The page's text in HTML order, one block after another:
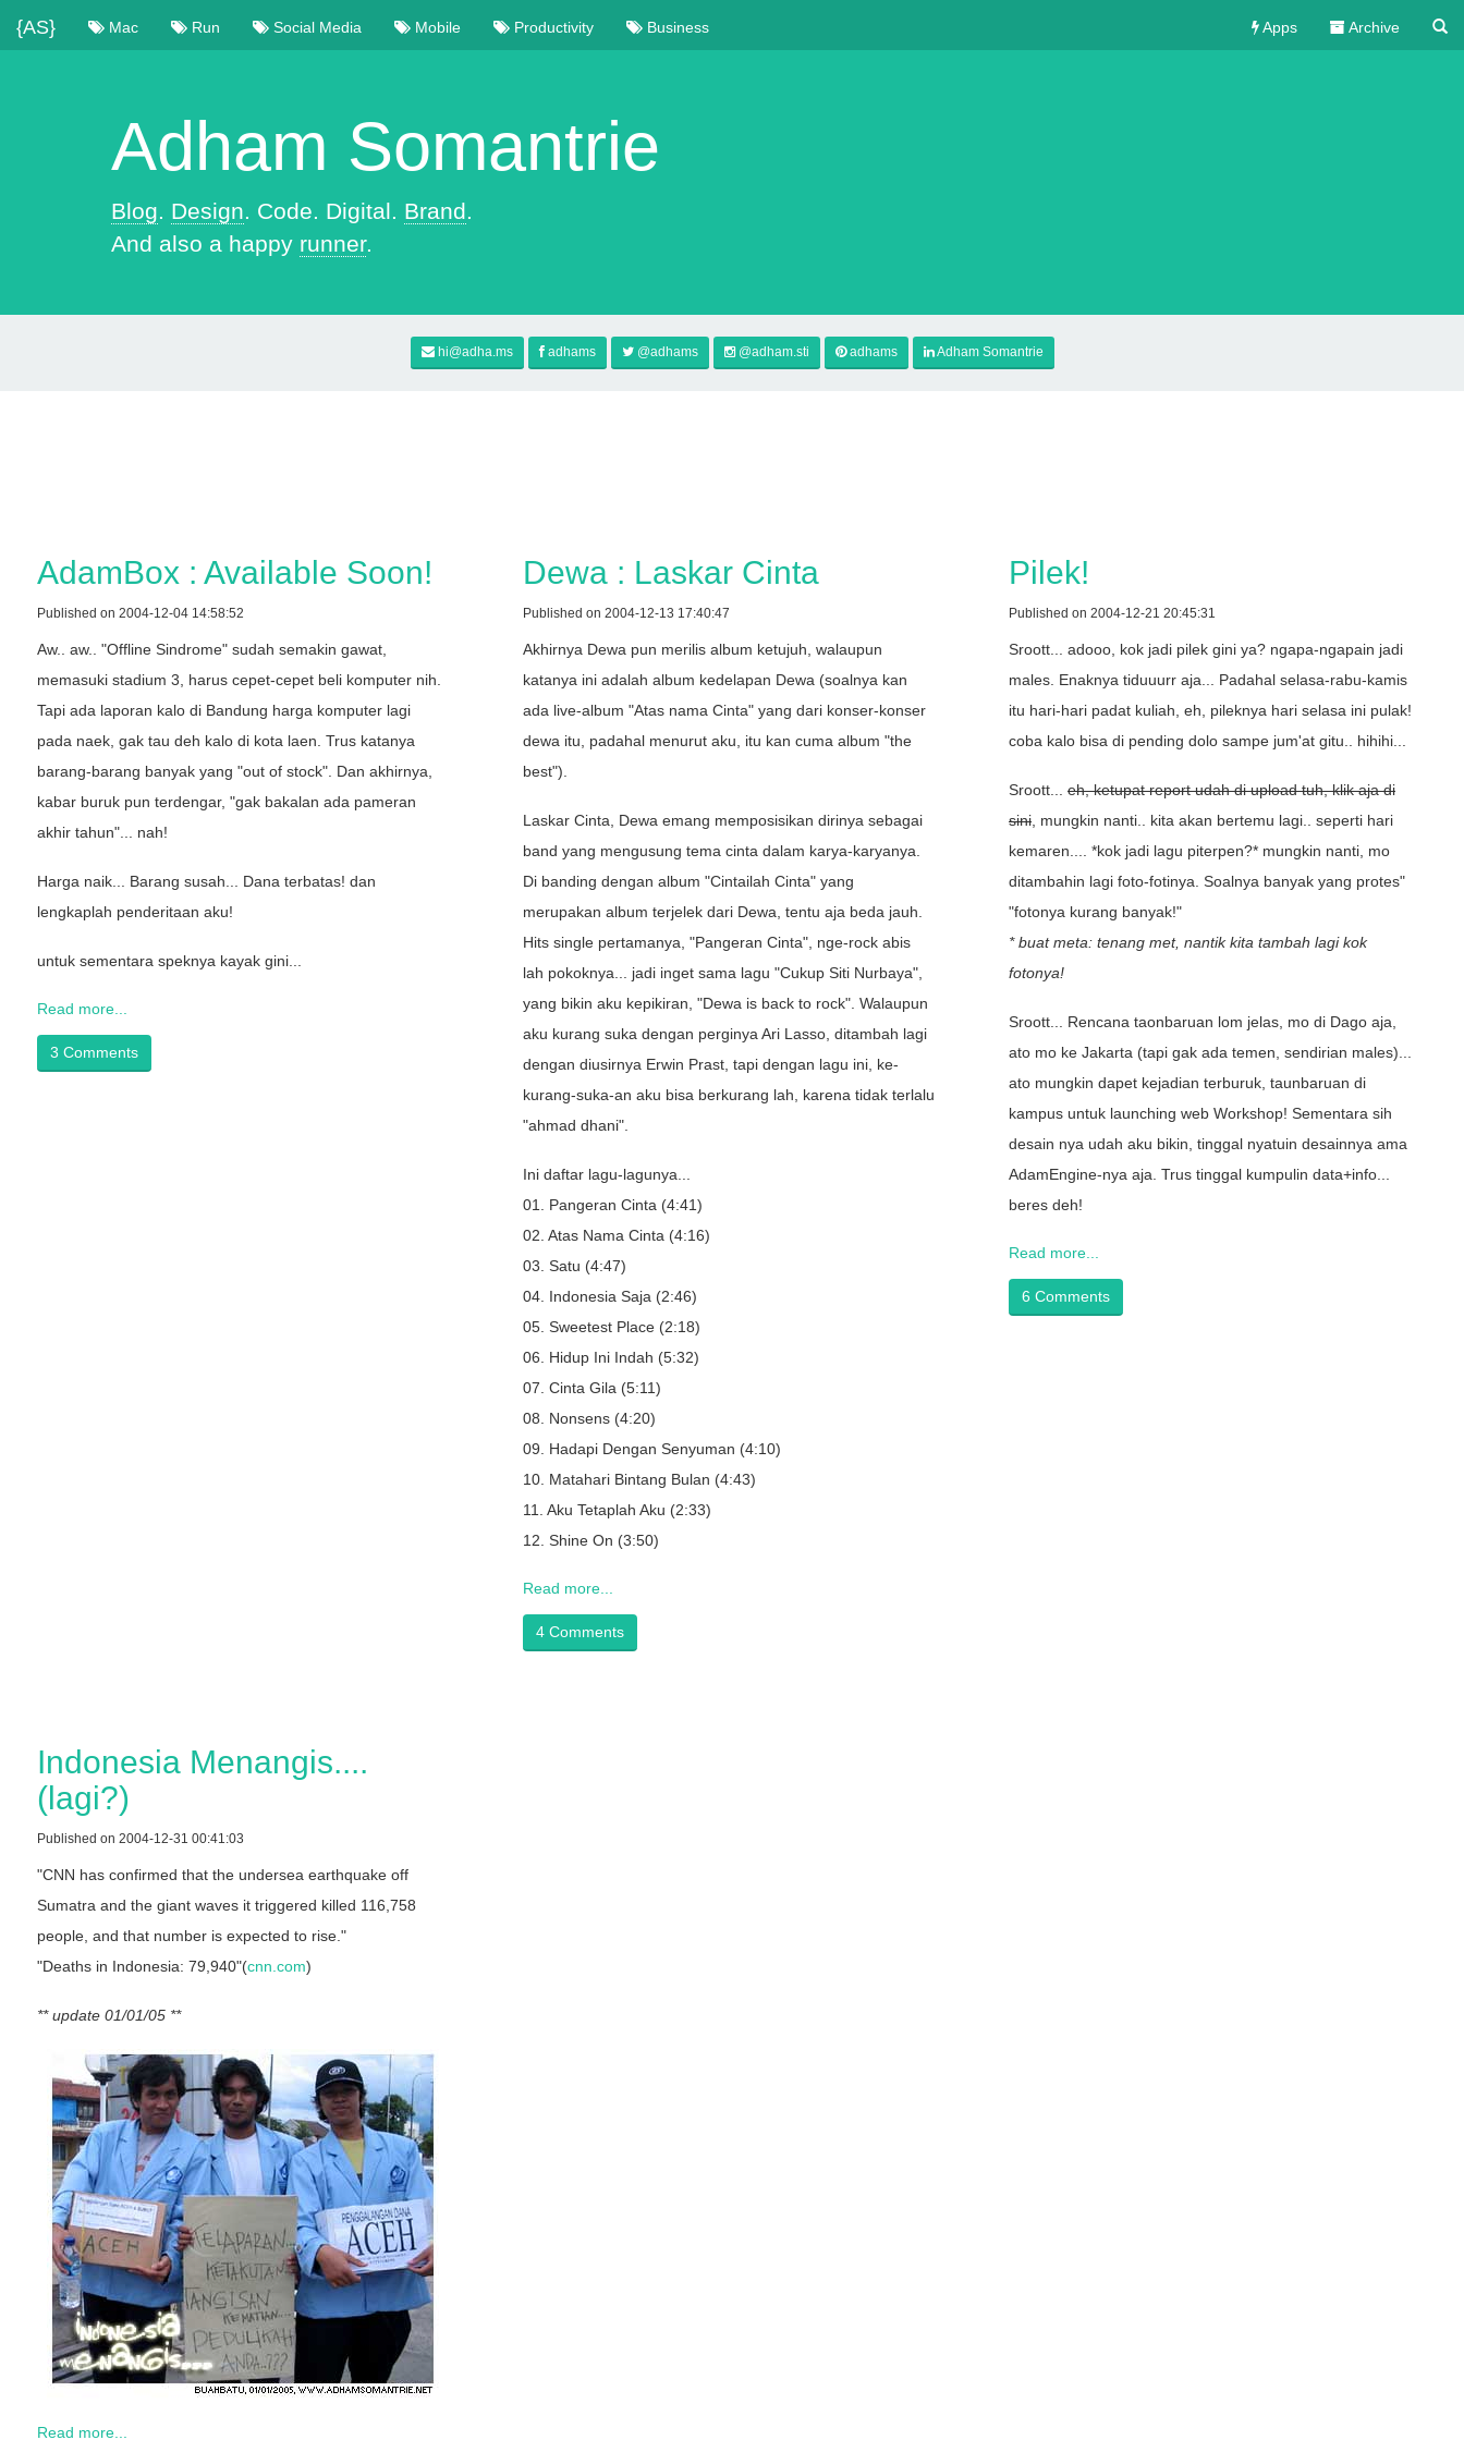
{AS} Mac Run Social Media Mobile Productivity Business Apps Archive
Adham Somantrie
Blog. Design. Code. Digital. Brand.
And also a happy runner.
hi@adha.ms adhams @adhams @adham.sti adhams Adham Somantrie
AdamBox : Available Soon!
Published on 2004-12-04 14:58:52
Aw.. aw.. "Offline Sindrome" sudah semakin gawat,
memasuki stadium 3, harus cepet-cepet beli komputer nih.
Tapi ada laporan kalo di Bandung harga komputer lagi
pada naek, gak tau deh kalo di kota laen. Trus katanya
barang-barang banyak yang "out of stock". Dan akhirnya,
kabar buruk pun terdengar, "gak bakalan ada pameran
akhir tahun"... nah!
Harga naik... Barang susah... Dana terbatas! dan
lengkaplah penderitaan aku!
untuk sementara speknya kayak gini...
Read more...
3 Comments
Dewa : Laskar Cinta
Published on 2004-12-13 17:40:47
Akhirnya Dewa pun merilis album ketujuh, walaupun
katanya ini adalah album kedelapan Dewa (soalnya kan
ada live-album "Atas nama Cinta" yang dari konser-konser
dewa itu, padahal menurut aku, itu kan cuma album "the
best").
Laskar Cinta, Dewa emang memposisikan dirinya sebagai
band yang mengusung tema cinta dalam karya-karyanya.
Di banding dengan album "Cintailah Cinta" yang
merupakan album terjelek dari Dewa, tentu aja beda jauh.
Hits single pertamanya, "Pangeran Cinta", nge-rock abis
lah pokoknya... jadi inget sama lagu "Cukup Siti Nurbaya",
yang bikin aku kepikiran, "Dewa is back to rock". Walaupun
aku kurang suka dengan perginya Ari Lasso, ditambah lagi
dengan diusirnya Erwin Prast, tapi dengan lagu ini, ke-
kurang-suka-an aku bisa berkurang lah, karena tidak terlalu
"ahmad dhani".
Ini daftar lagu-lagunya...
01. Pangeran Cinta (4:41)
02. Atas Nama Cinta (4:16)
03. Satu (4:47)
04. Indonesia Saja (2:46)
05. Sweetest Place (2:18)
06. Hidup Ini Indah (5:32)
07. Cinta Gila (5:11)
08. Nonsens (4:20)
09. Hadapi Dengan Senyuman (4:10)
10. Matahari Bintang Bulan (4:43)
11. Aku Tetaplah Aku (2:33)
12. Shine On (3:50)
Read more...
4 Comments
Pilek!
Published on 2004-12-21 20:45:31
Sroott... adooo, kok jadi pilek gini ya? ngapa-ngapain jadi
males. Enaknya tiduuurr aja... Padahal selasa-rabu-kamis
itu hari-hari padat kuliah, eh, pileknya hari selasa ini pulak!
coba kalo bisa di pending dolo sampe jum'at gitu.. hihihi...
Sroott... eh, ketupat report udah di upload tuh, klik aja di
sini , mungkin nanti.. kita akan bertemu lagi.. seperti hari
kemaren.... *kok jadi lagu piterpen?* mungkin nanti, mo
ditambahin lagi foto-fotinya. Soalnya banyak yang protes"
"fotonya kurang banyak!"
* buat meta: tenang met, nantik kita tambah lagi kok
fotonya!
Sroott... Rencana taonbaruan lom jelas, mo di Dago aja,
ato mo ke Jakarta (tapi gak ada temen, sendirian males)...
ato mungkin dapet kejadian terburuk, taunbaruan di
kampus untuk launching web Workshop! Sementara sih
desain nya udah aku bikin, tinggal nyatuin desainnya ama
AdamEngine-nya aja. Trus tinggal kumpulin data+info...
beres deh!
Read more...
6 Comments
Indonesia Menangis....
(lagi?)
Published on 2004-12-31 00:41:03
"CNN has confirmed that the undersea earthquake off
Sumatra and the giant waves it triggered killed 116,758
people, and that number is expected to rise."
"Deaths in Indonesia: 79,940"(cnn.com)
** update 01/01/05 **
Read more...